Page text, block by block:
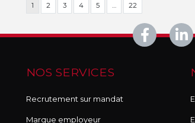
1 2 3 4 5 22
NOS SERVICES
Recrutement sur mandat
Marque employeur